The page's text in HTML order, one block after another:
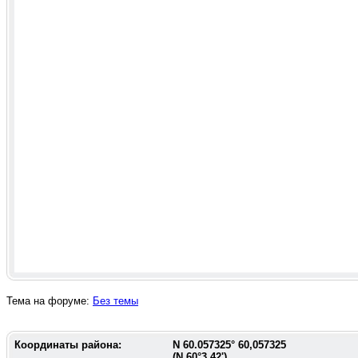
Тема на форуме: Без темы
Координаты района: N 60.057325° 60,057325